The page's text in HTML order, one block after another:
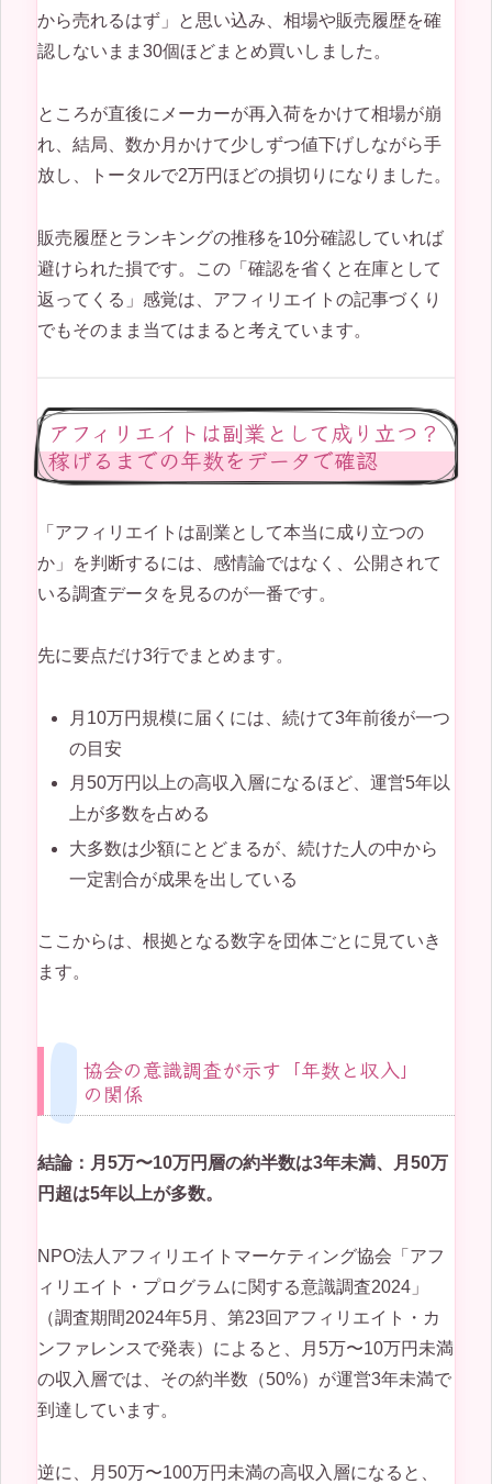
から売れるはず」と思い込み、相場や販売履歴を確
認しないまま30個ほどまとめ買いしました。
ところが直後にメーカーが再入荷をかけて相場が崩
れ、結局、数か月かけて少しずつ値下げしながら手
放し、トータルで2万円ほどの損切りになりました。
販売履歴とランキングの推移を10分確認していれば
避けられた損です。この「確認を省くと在庫として
返ってくる」感覚は、アフィリエイトの記事づくり
でもそのまま当てはまると考えています。
アフィリエイトは副業として成り立つ？
稼げるまでの年数をデータで確認
「アフィリエイトは副業として本当に成り立つの
か」を判断するには、感情論ではなく、公開されて
いる調査データを見るのが一番です。
先に要点だけ3行でまとめます。
月10万円規模に届くには、続けて3年前後が一つ
の目安
月50万円以上の高収入層になるほど、運営5年以
上が多数を占める
大多数は少額にとどまるが、続けた人の中から
一定割合が成果を出している
ここからは、根拠となる数字を団体ごとに見ていき
ます。
協会の意識調査が示す「年数と収入」
の関係
結論：月5万〜10万円層の約半数は3年未満、月50万
円超は5年以上が多数。
NPO法人アフィリエイトマーケティング協会「アフ
ィリエイト・プログラムに関する意識調査2024」
（調査期間2024年5月、第23回アフィリエイト・カ
ンファレンスで発表）によると、月5万〜10万円未満
の収入層では、その約半数（50%）が運営3年未満で
到達しています。
逆に、月50万〜100万円未満の高収入層になると、